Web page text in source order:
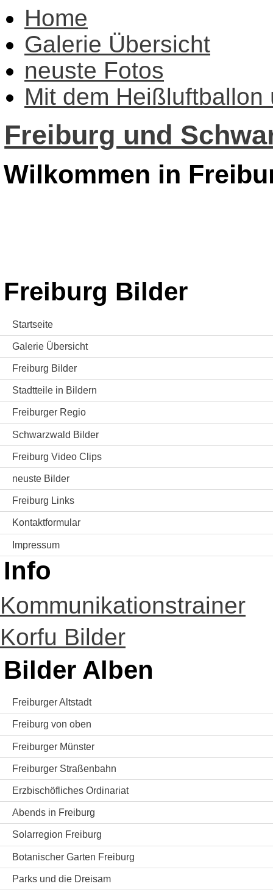
Home
Galerie Übersicht
neuste Fotos
Mit dem Heißluftballon
Freiburg und
Wilkommen in
Freiburg Bilder
Startseite
Galerie Übersicht
Freiburg Bilder
Stadtteile in Bildern
Freiburger Regio
Schwarzwald Bilder
Freiburg Video Clips
neuste Bilder
Freiburg Links
Kontaktformular
Impressum
Info
Kommunikationstrainer
Korfu Bilder
Bilder Alben
Freiburger Altstadt
Freiburg von oben
Freiburger Münster
Freiburger Straßenbahn
Erzbischöfliches Ordinariat
Abends in Freiburg
Solarregion Freiburg
Botanischer Garten Freiburg
Parks und die Dreisam